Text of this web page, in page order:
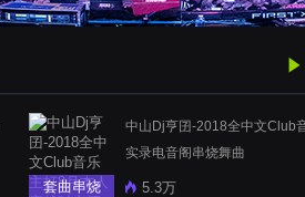
套曲串烧
中山Dj亨囝-2018全中文Club
实录电音阁串烧舞曲
5.3万